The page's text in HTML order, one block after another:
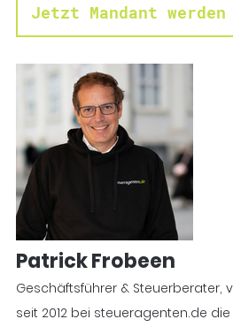
Jetzt Mandant werden
Patrick Frobeen
Geschäftsführer & Steuerberater,
seit 2012 bei steueragenten.de